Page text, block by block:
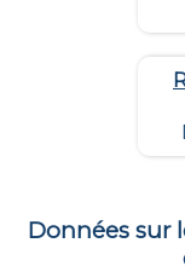
Données sur